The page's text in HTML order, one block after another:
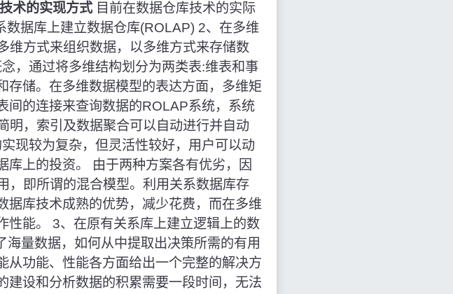
术的实现方式目前在数据仓库技术的实际
据库上建立数据仓库(ROLAP) 2、在多维
维方式来组织数据，以多维方式来存储数
，通过将多维结构划分为两类表:维表和事
存储。在多维数据模型的表达方面，多维矩
间的连接来查询数据的ROLAP系统，系统
明，索引及数据聚合可以自动进行并自动
现较为复杂，但灵活性较好，用户可以动
上的投资。 由于两种方案各有优劣，因
，即所谓的混合模型。利用关系数据库存
据库技术成熟的优势，减少花费，而在多维
性能。 3、在原有关系库上建立逻辑上的数
量数据，如何从中提取出决策所需的有用
从功能、性能各方面给出一个完整的解决方
建设和分析数据的积累需要一段时间，无法